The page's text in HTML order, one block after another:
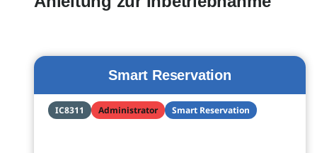
Smart Reservation
IC8311 Administrator Smart Reservation